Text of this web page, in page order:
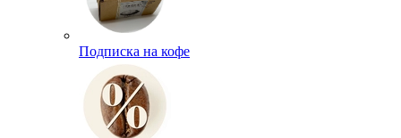
Подписка на кофе